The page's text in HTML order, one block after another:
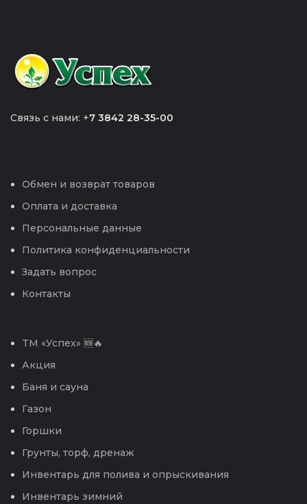
Связь с нами: +7 3842 28-35-00
Обмен и возврат товаров
Оплата и доставка
Персональные данные
Политика конфиденциальности
Задать вопрос
Контакты
TM «Успех» 🆕🔥
Акция
Баня и сауна
Газон
Горшки
Грунты, торф, дренаж
Инвентарь для полива и опрыскивания
Инвентарь зимний